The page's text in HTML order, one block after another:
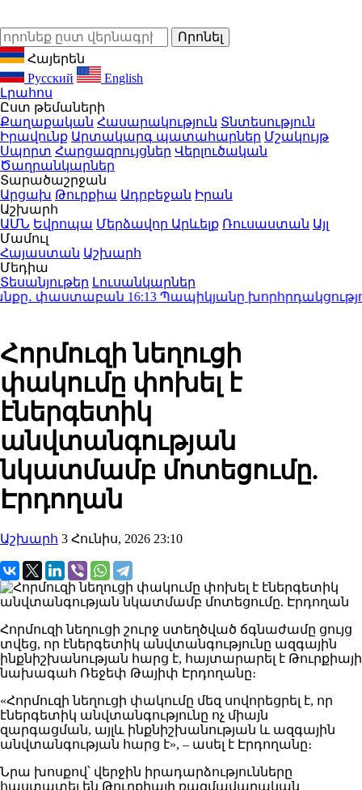
Հայերեն
Русский
English
Լրահոս
Ըստ թեմաների
Քաղաքական Հասարակություն Տնտեսություն
Իրավունք Արտակարգ պատահարներ Մշակույթ
Սպորտ Հարցազրույցներ Վերլուծական
Ծաղրանկարներ
Տարածաշրջան
Արցախ Թուրքիա Ադրբեջան Իրան
Աշխարհ
ԱՄՆ Եվրոպա Մերձավոր Արևելք Ռուսաստան Այլ
Մամուլ
Հայաստան Աշխարհ
Մեդիա
Տեսանյութեր Լուսանկարներ
փաստաբան16:13Պապիկյանը
Հորմուզի նեղուցի
փակումը փոխել է
էներգետիկ
անվտանգության
նկատմամբ մոտեցումը.
Էրդողան
Աշխարհ 3 Հունիս, 2026 23:10
Հորմուզի նեղուցի շուրջ ստեղծված ճգնաժամը ցույց
տվեց, որ էներգետիկ անվտանգությունը ազգային
ինքնիշխանության հարց է, հայտարարել է Թուրքիայի
նախագահ Ռեջեփ Թայիփ Էրդողանը։
«Հորմուզի նեղուցի փակումը մեզ սովորեցրել է, որ
էներգետիկ անվտանգությունը ոչ միայն
զարգացման, այլև ինքնիշխանության և ազգային
անվտանգության հարց է», – ասել է Էրդողանը։
Նրա խոսքով՝ վերջին իրադարձությունները
հաստատել են Թուրքիայի ռազմավարական